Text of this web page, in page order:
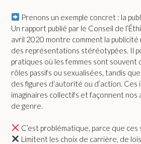
Prenons un exemple concret : la
Un rapport publié par le Conseil de
avril 2020 montre comment la
des représentations stéréotypées. Il
pratiques où les femmes sont souvent
rôles passifs ou sexualisées, tandis
des figures d’autorité ou d’action. Ces
imaginaires collectifs et façonnent
de genre.
C’est problématique, parce que
Limitent les choix de carrière, de